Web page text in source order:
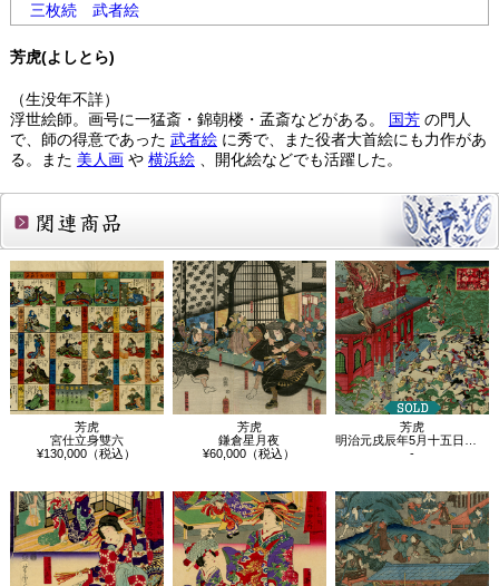
三枚続武者絵
芳虎(よしとら)
（生没年不詳）
浮世絵師。画号に一猛斎・錦朝楼・孟斎などがある。 国芳の門人
で、師の得意であった 武者絵に秀で、また役者大首絵にも力作があ
る。また 美人画や 横浜絵、開化絵などでも活躍した。
関連商品
芳虎
宮仕立身雙六
¥130,000（税込）
芳虎
鎌倉星月夜
¥60,000（税込）
芳虎
明治元戌辰年5月十五日 東台大戦争図
-